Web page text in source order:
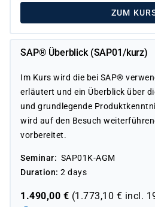
ZUM
SAP® Überblick (SAP01/kurz)
Im Kurs wird die bei SAP®
erläutert und ein Überblick über
und grundlegende
wird auf den Besuch
vorbereitet.
Seminar
SAP01K-AGM
Duration 2 days
1.490,00 € (1.773,10 € incl.